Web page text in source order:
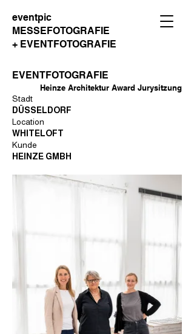
eventpic
MESSEFOTOGRAFIE
+ EVENTFOTOGRAFIE
EVENTFOTOGRAFIE
Heinze Architektur Award Jurysitzung
Stadt
DÜSSELDORF
Location
WHITELOFT
Kunde
HEINZE GMBH